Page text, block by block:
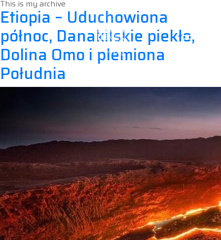
This is my archive
Etiopia – Uduchowiona
północ, Danakilskie piekło,
Dolina Omo i plemiona
Południa